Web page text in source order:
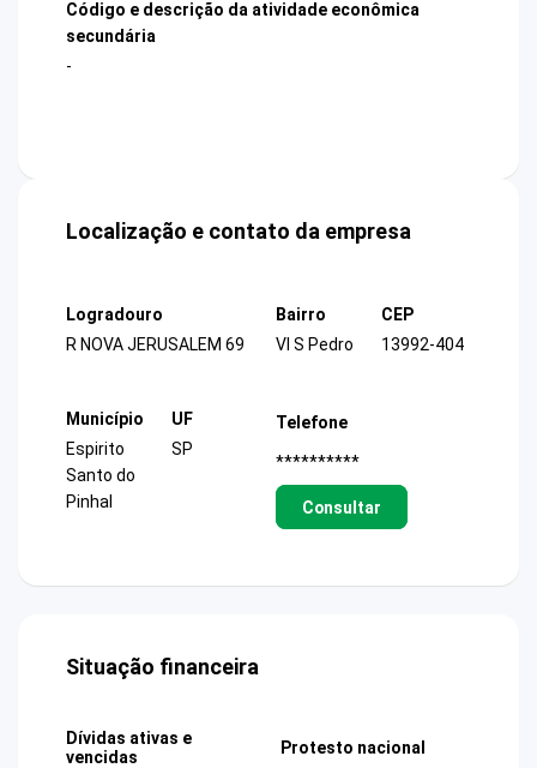
Código e descrição da atividade econômica
secundária
-
Localização e contato da empresa
Logradouro
R NOVA JERUSALEM 69
Bairro
Vl S Pedro
CEP
13992-404
Município
Espirito
Santo do
Pinhal
UF
SP
Telefone
**********
Consultar
Situação financeira
Dívidas ativas e
vencidas
Protesto nacional